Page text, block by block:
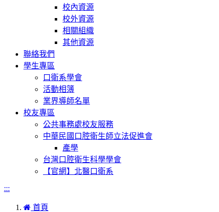
校內資源
校外資源
相關組織
其他資源
聯絡我們
學生專區
口衛系學會
活動相簿
業界導師名單
校友專區
公共事務處校友服務
中華民國口腔衛生師立法促進會
產學
台灣口腔衛生科學學會
【官網】北醫口衛系
:::
首頁